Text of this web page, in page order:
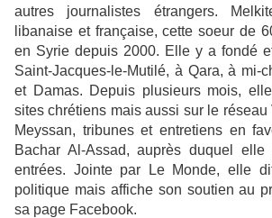
autres journalistes étrangers.
libanaise et française, cette soeur de
en Syrie depuis 2000. Elle y a fondé
Saint-Jacques-le-Mutilé, à Qara, à mi-
et Damas. Depuis plusieurs mois,
sites chrétiens mais aussi sur le
Meyssan, tribunes et entretiens en
Bachar Al-Assad, auprès duquel
entrées. Jointe par Le Monde, elle
politique mais affiche son soutien au
sa page Facebook.